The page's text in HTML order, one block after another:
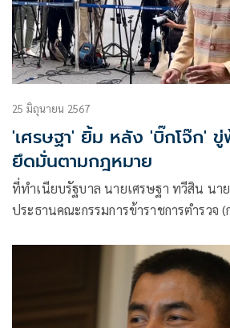
25 มิถุนายน 2567
'เศรษฐา' ยิ้ม หลัง 'บิ๊กโจ๊ก'
ยึดมั่นตามกฎหมาย
ที่ทำเนียบรัฐบาล นายเศรษฐา ทวีสิน นา
ประธานคณะกรรมการข้าราชการตำรวจ